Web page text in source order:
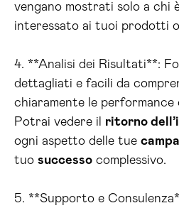
vengano mostrati solo a chi
interessato ai tuoi prodotti
4. **Analisi dei Risultati**:
dettagliati e facili da
chiaramente le performance
Potrai vedere il ritorno
ogni aspetto delle tue
tuo successo complessivo.
5. **Supporto e